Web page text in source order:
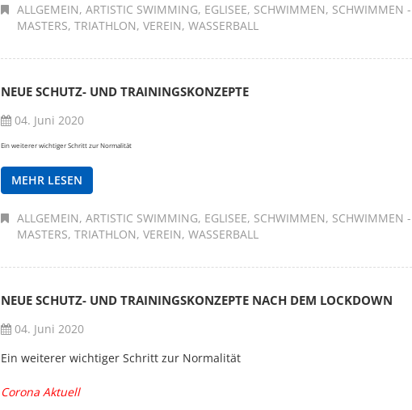
ALLGEMEIN ARTISTIC SWIMMING EGLISEE SCHWIMMEN SCHWIMMEN -
MASTERS TRIATHLON VEREIN WASSERBALL
NEUE SCHUTZ- UND TRAININGSKONZEPTE
04. Juni 2020
Ein weiterer wichtiger Schritt zur Normalität
MEHR LESEN
ALLGEMEIN ARTISTIC SWIMMING EGLISEE SCHWIMMEN SCHWIMMEN -
MASTERS TRIATHLON VEREIN WASSERBALL
NEUE SCHUTZ- UND TRAININGSKONZEPTE NACH DEM LOCKDOWN
04. Juni 2020
Ein weiterer wichtiger Schritt zur Normalität
Corona Aktuell